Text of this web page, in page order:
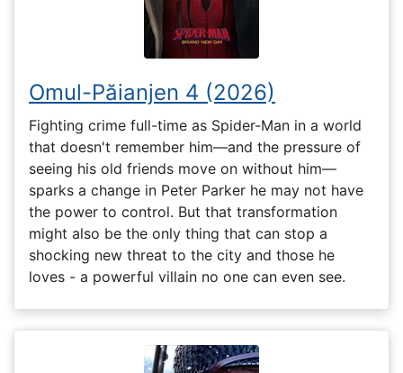
Omul-Păianjen 4 (2026)
Fighting crime full-time as Spider-Man in a world
that doesn't remember him—and the pressure of
seeing his old friends move on without him—
sparks a change in Peter Parker he may not have
the power to control. But that transformation
might also be the only thing that can stop a
shocking new threat to the city and those he
loves - a powerful villain no one can even see.